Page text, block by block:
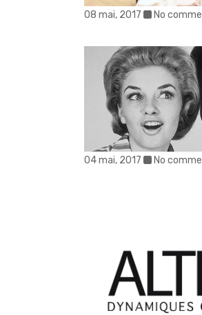
08 mai, 2017 No
04 mai, 2017 No